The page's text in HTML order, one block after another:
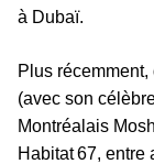
à Dubaï.
Plus
(avec son
Montréalais
Habitat 67, entre